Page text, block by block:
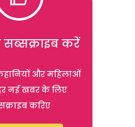
सब्सक्राइब करें
और महिलाओं
नई खबर के लिए
करिए